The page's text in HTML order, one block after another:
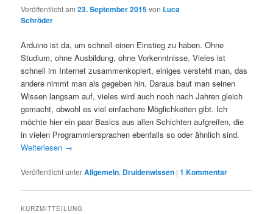
Veröffentlicht am23. September 2015von Luca
Schröder
Arduino ist da, um schnell einen Einstieg zu haben. Ohne
Studium, ohne Ausbildung, ohne Vorkenntnisse. Vieles ist
schnell im Internet zusammenkopiert, einiges versteht man, das
andere nimmt man als gegeben hin. Daraus baut man seinen
Wissen langsam auf, vieles wird auch noch nach Jahren gleich
gemacht, obwohl es viel einfachere Möglichkeiten gibt. Ich
möchte hier ein paar Basics aus allen Schichten aufgreifen, die
in vielen Programmiersprachen ebenfalls so oder ähnlich sind.
Weiterlesen →
Veröffentlicht unterAllgemein, Druidenwissen |1 Kommentar
KURZMITTEILUNG